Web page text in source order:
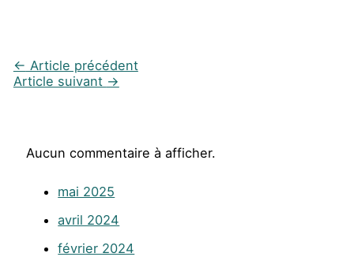
← Article précédent
Article suivant →
Aucun commentaire à afficher.
mai 2025
avril 2024
février 2024